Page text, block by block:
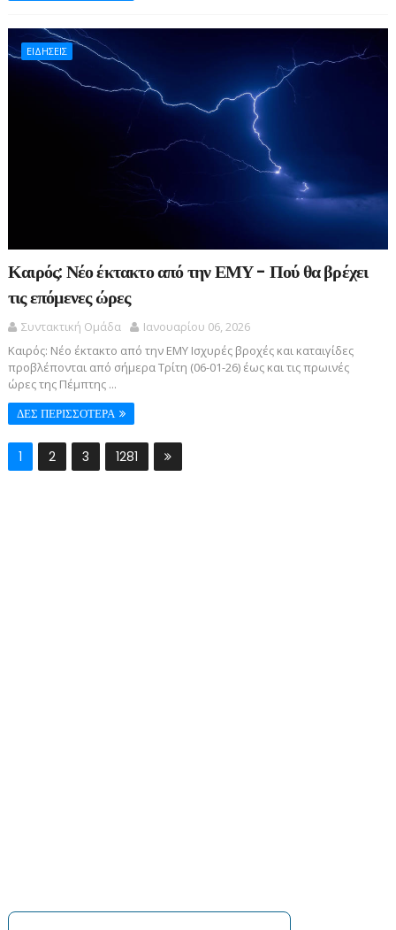
ΕΙΔΗΣΕΙΣ
Καιρός: Νέο έκτακτο από την ΕΜΥ - Πού θα βρέχει
τις επόμενες ώρες
Συντακτική Ομάδα
Ιανουαρίου 06, 2026
Καιρός: Νέο έκτακτο από την ΕΜΥ Ισχυρές βροχές και καταιγίδες
προβλέπονται από σήμερα Τρίτη (06-01-26) έως και τις πρωινές
ώρες της Πέμπτης ...
ΔΕΣ ΠΕΡΙΣΣΟΤΕΡΑ
1 2 3 1281